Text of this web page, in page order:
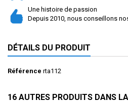
Une histoire de passion
Depuis 2010, nous conseillons
DÉTAILS DU PRODUIT
Référence rta112
16 AUTRES PRODUITS DANS